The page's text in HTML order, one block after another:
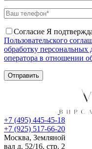
Согласие Я
Пользовательского
обработку персональных
оператора в отношении
+7 (495) 445-45-18
+7 (925) 517-66-20
Москва, Земляной
вал д. 52/16, стр. 2